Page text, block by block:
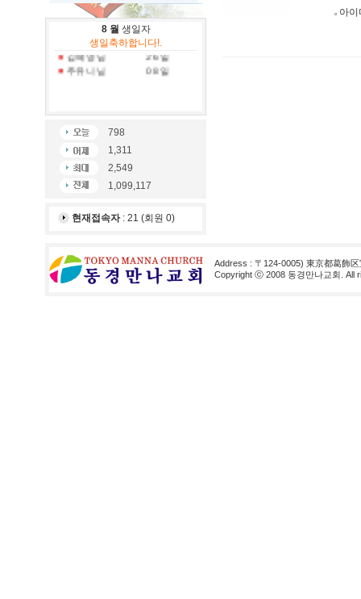
8 월 생일자
생일축하합니다!.
정규진 님
19 일
홍진국 님
31 일
김혜영 님
26 일
주유니 님
08 일
798
1,311
2,549
1,099,117
현재접속자: 21 (회원 0)
아
Address : 〒124-0005) 東京都葛飾
Copyright ⓒ 2008 동경만나교회. All